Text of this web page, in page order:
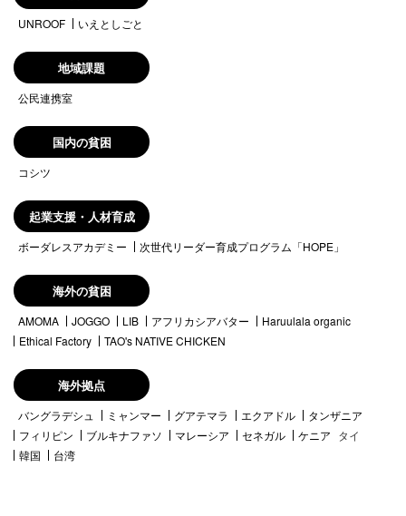
UNROOF いえとしごと
地域課題
公民連携室
国内の貧困
コシツ
起業支援・人材育成
ボーダレスアカデミー 次世代リーダー育成プログラム「HOPE」
海外の貧困
AMOMA JOGGO LIB アフリカシアバター
Haruulala organic
Ethical Factory
TAO's NATIVE CHICKEN
海外拠点
バングラデシュ ミャンマー グアテマラ エクアドル
タンザニア
フィリピン
ブルキナファソ マレーシア セネガル ケニア タイ
韓国
台湾